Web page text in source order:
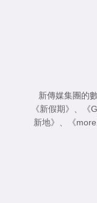
新傳媒集團的
《新假期》
《
新地》
《more